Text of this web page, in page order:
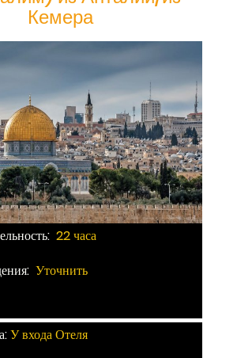
22 часа
Уточнить
У входа Отеля
Кемера